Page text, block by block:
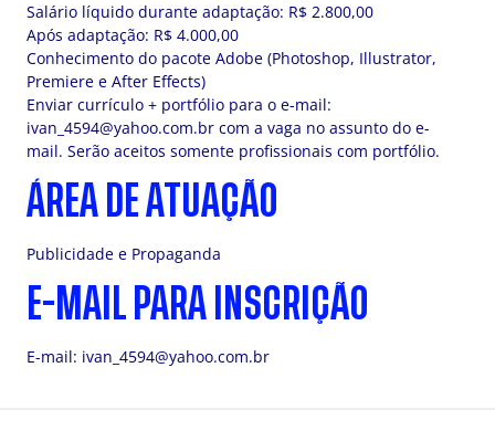
Salário líquido durante adaptação: R$ 2.800,00
Após adaptação: R$ 4.000,00
Conhecimento do pacote Adobe (Photoshop, Illustrator,
Premiere e After Effects)
Enviar currículo + portfólio para o e-mail:
ivan_4594@yahoo.com.br com a vaga no assunto do e-
mail. Serão aceitos somente profissionais com portfólio.
ÁREA DE ATUAÇÃO
Publicidade e Propaganda
E-MAIL PARA INSCRIÇÃO
E-mail: ivan_4594@yahoo.com.br